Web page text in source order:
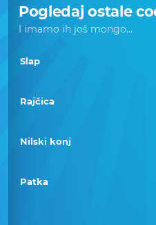
Pogledaj ostale
I imamo ih još mongo...
Slap
Rajčica
Nilski konj
Patka